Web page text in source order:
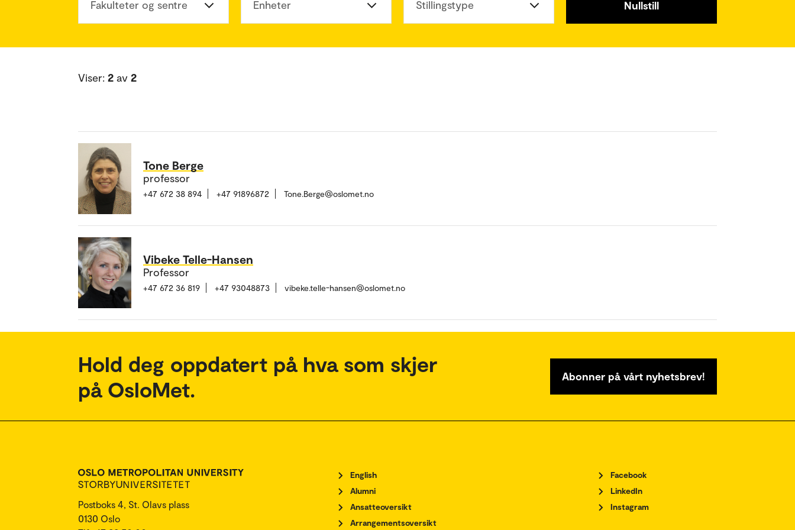
Fakulteter og sentre Enheter Stillingstype Nullstill
Viser: 2 av 2
Tone Berge
professor
+47 672 38 894 +47 91896872 Tone.Berge@oslomet.no
Vibeke Telle-Hansen
Professor
+47 672 36 819 +47 93048873 vibeke.telle-hansen@oslomet.no
Hold deg oppdatert på hva som skjer
på OsloMet.
Abonner på vårt nyhetsbrev!
Postboks 4, St. Olavs plass
0130 Oslo
English
Alumni
Ansatteoversikt
Arrangementsoversikt
Facebook
LinkedIn
Instagram